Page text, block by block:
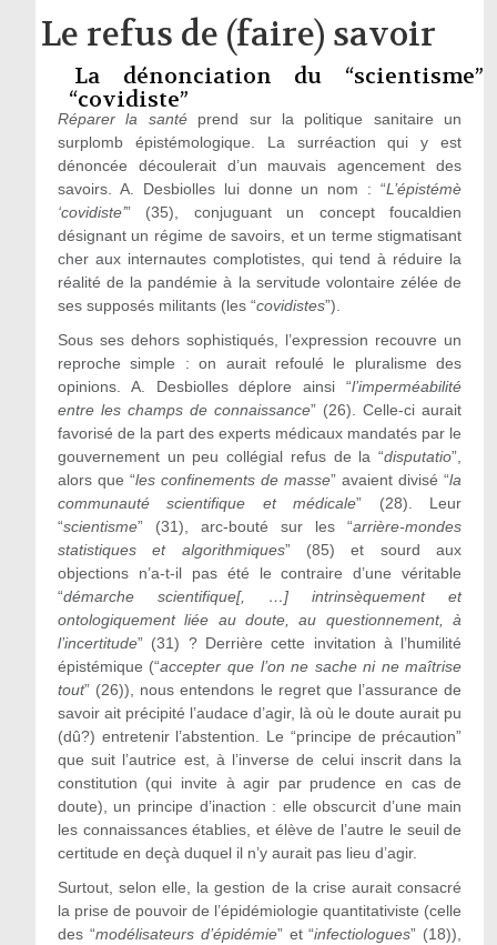
Le refus de (faire) savoir
La dénonciation du “scientisme”
“covidiste”
Réparer la santéprend sur la politique sanitaire un
surplomb épistémologique. La surréaction qui y est
dénoncée découlerait d’un mauvais agencement des
savoirs. A. Desbiolles lui donne un nom : “L’épistémè
‘covidiste’” (35), conjuguant un concept foucaldien
désignant un régime de savoirs, et un terme stigmatisant
cher aux internautes complotistes, qui tend à réduire la
réalité de la pandémie à la servitude volontaire zélée de
ses supposés militants (les “covidistes”).
Sous ses dehors sophistiqués, l’expression recouvre un
reproche simple : on aurait refoulé le pluralisme des
opinions. A. Desbiolles déplore ainsi “l’imperméabilité
entre les champs de connaissance” (26). Celle-ci aurait
favorisé de la part des experts médicaux mandatés par le
gouvernement un peu collégial refus de la “disputatio”,
alors que “les confinements de masse” avaient divisé “la
communauté scientifique et médicale” (28). Leur
“scientisme” (31), arc-bouté sur les “arrière-mondes
statistiques et algorithmiques” (85) et sourd aux
objections n’a-t-il pas été le contraire d’une véritable
“démarche scientifique[, …] intrinsèquement et
ontologiquement liée au doute, au questionnement, à
l’incertitude” (31) ? Derrière cette invitation à l’humilité
épistémique (“accepter que l’on ne sache ni ne maîtrise
tout” (26)), nous entendons le regret que l’assurance de
savoir ait précipité l’audace d’agir, là où le doute aurait pu
(dû?) entretenir l’abstention. Le “principe de précaution”
que suit l’autrice est, à l’inverse de celui inscrit dans la
constitution (qui invite à agir par prudence en cas de
doute), un principe d’inaction : elle obscurcit d’une main
les connaissances établies, et élève de l’autre le seuil de
certitude en deçà duquel il n’y aurait pas lieu d’agir.
Surtout, selon elle, la gestion de la crise aurait consacré
la prise de pouvoir de l’épidémiologie quantitativiste (celle
des “modélisateurs d’épidémie” et “infectiologues” (18)),